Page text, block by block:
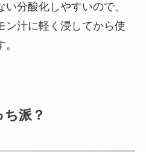
分酸化しやすいので、
ン汁に軽く浸してから使
派？